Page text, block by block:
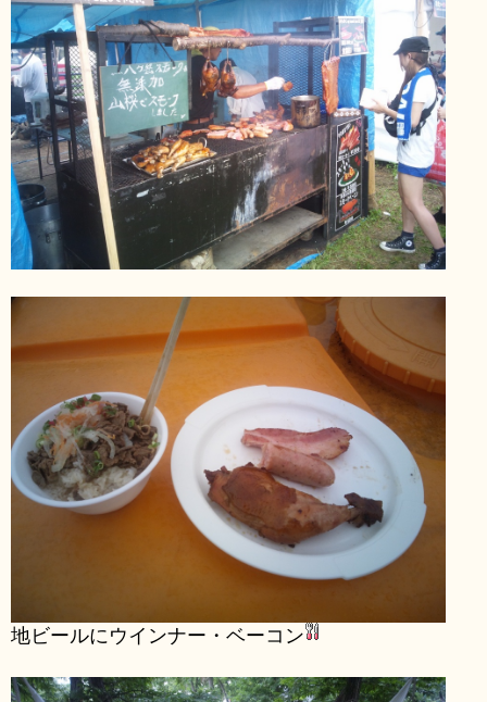
地ビールにウインナー・ベーコン